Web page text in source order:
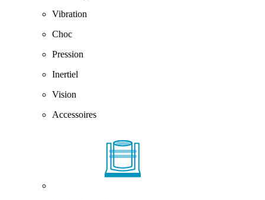
Vibration
Choc
Pression
Inertiel
Vision
Accessoires